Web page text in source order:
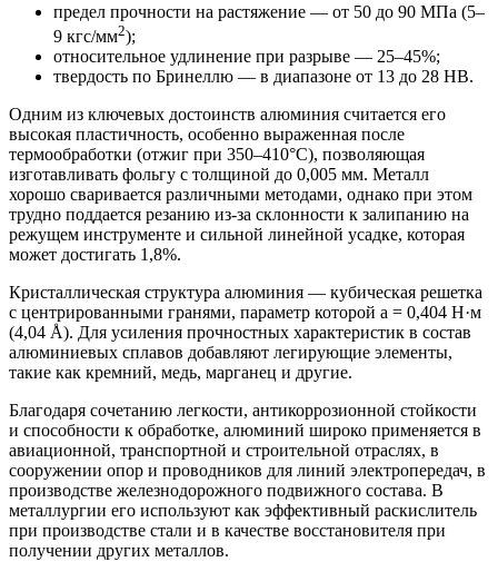
предел прочности на растяжение — от 50 до 90 МПа (5–
9 кгс/мм2);
относительное удлинение при разрыве — 25–45%;
твердость по Бринеллю — в диапазоне от 13 до 28 НВ.
Одним из ключевых достоинств алюминия считается его
высокая пластичность, особенно выраженная после
термообработки (отжиг при 350–410°С), позволяющая
изготавливать фольгу с толщиной до 0,005 мм. Металл
хорошо сваривается различными методами, однако при этом
трудно поддается резанию из-за склонности к залипанию на
режущем инструменте и сильной линейной усадке, которая
может достигать 1,8%.
Кристаллическая структура алюминия — кубическая решетка
с центрированными гранями, параметр которой a = 0,404 Н·м
(4,04 Å). Для усиления прочностных характеристик в состав
алюминиевых сплавов добавляют легирующие элементы,
такие как кремний, медь, марганец и другие.
Благодаря сочетанию легкости, антикоррозионной стойкости
и способности к обработке, алюминий широко применяется в
авиационной, транспортной и строительной отраслях, в
сооружении опор и проводников для линий электропередач, в
производстве железнодорожного подвижного состава. В
металлургии его используют как эффективный раскислитель
при производстве стали и в качестве восстановителя при
получении других металлов.